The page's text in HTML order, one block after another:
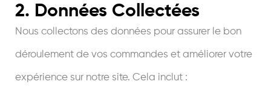
2. Données Collectées
Nous collectons des données pour assurer le bon
déroulement de vos commandes et améliorer votre
expérience sur notre site. Cela inclut :